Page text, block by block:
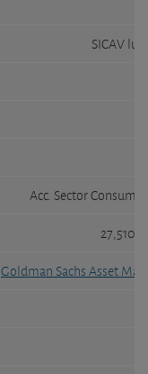
SICAV
Acc. Sector
27,510
Goldman Sachs Asset